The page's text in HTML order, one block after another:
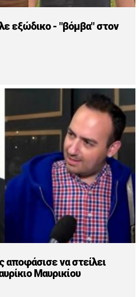
εξώδικο - "βόμβα" στον
να στείλει
Μαυρικίου